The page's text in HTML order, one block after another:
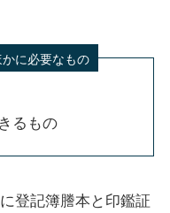
に必要なもの
るもの
登記簿謄本と印鑑証